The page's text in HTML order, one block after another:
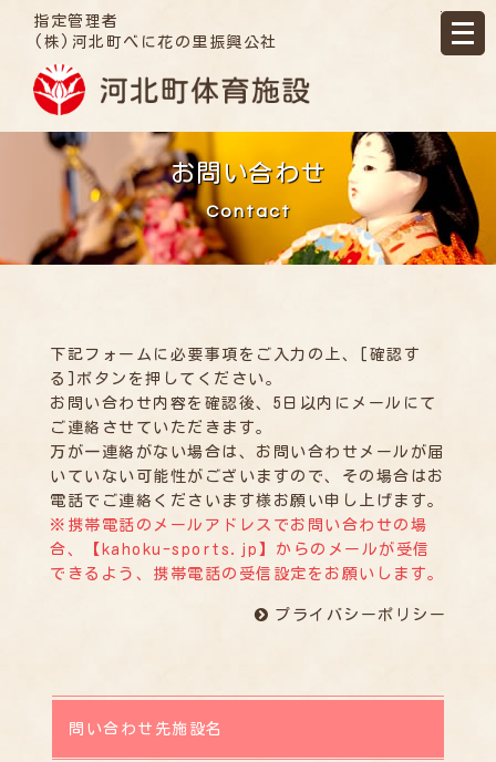
指定管理者
(株)河北町べに花の里振興公社
お問い合わせ
Contact
下記フォームに必要事項をご入力の上、[確認す
る]ボタンを押してください。
お問い合わせ内容を確認後、5日以内にメールにて
ご連絡させていただきます。
万が一連絡がない場合は、お問い合わせメールが届
いていない可能性がございますので、その場合はお
電話でご連絡くださいます様お願い申し上げます。
※携帯電話のメールアドレスでお問い合わせの場
合、【kahoku-sports.jp】からのメールが受信
できるよう、携帯電話の受信設定をお願いします。
プライバシーポリシー
問い合わせ先施設名